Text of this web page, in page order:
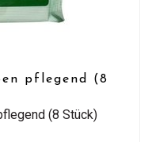
pflegend (8
(8 Stück)